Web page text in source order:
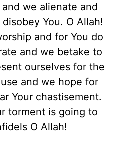
we alienate and
You. O Allah!
and for You do
and we betake to
ourselves for the
and we hope for
Your chastisement.
torment is going to
O Allah!